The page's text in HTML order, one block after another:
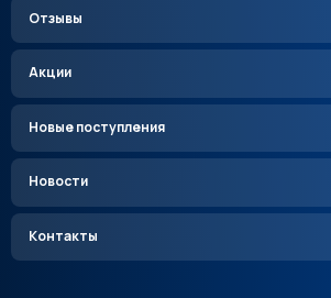
Отзывы
Акции
Новые поступления
Новости
Контакты